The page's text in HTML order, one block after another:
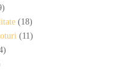
(18)
(11)